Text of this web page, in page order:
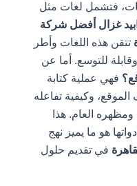
فتشمل لغات مثل
غزال أفضل شركة
هذه اللغات وأطر
للتوسع. أما عن
فهي عملية كتابة
وكيفية تفاعله
العام. هذا
هو ما يميز نهج
في تقديم حلول